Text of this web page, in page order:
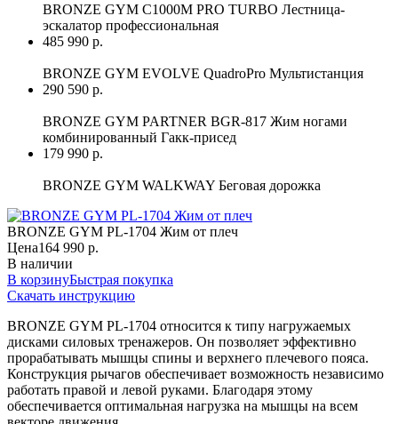
BRONZE GYM C1000M PRO TURBO Лестница-
эскалатор профессиональная
485 990 р.
BRONZE GYM EVOLVE QuadroPro Мультистанция
290 590 р.
BRONZE GYM PARTNER BGR-817 Жим ногами
комбинированный Гакк-присед
179 990 р.
BRONZE GYM WALKWAY Беговая дорожка
BRONZE GYM PL-1704 Жим от плеч
Цена164 990 р.
В наличии
В корзинуБыстрая покупка
Скачать инструкцию
BRONZE GYM PL-1704 относится к типу нагружаемых
дисками силовых тренажеров. Он позволяет эффективно
прорабатывать мышцы спины и верхнего плечевого пояса.
Конструкция рычагов обеспечивает возможность независимо
работать правой и левой руками. Благодаря этому
обеспечивается оптимальная нагрузка на мышцы на всем